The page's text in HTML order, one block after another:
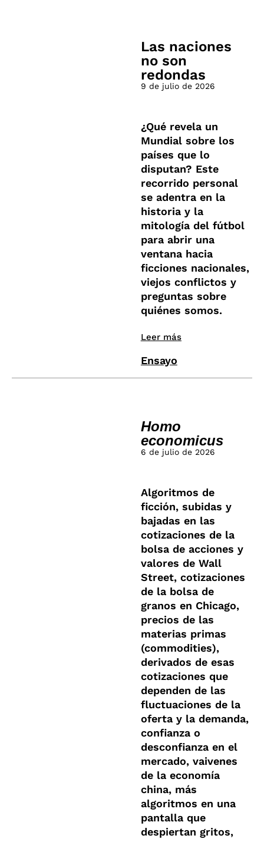
Las naciones
no son
redondas
9 de julio de 2026
¿Qué revela un
Mundial sobre los
países que lo
disputan? Este
recorrido personal
se adentra en la
historia y la
mitología del fútbol
para abrir una
ventana hacia
ficciones nacionales,
viejos conflictos y
preguntas sobre
quiénes somos.
Leer más
Ensayo
Homo
economicus
6 de julio de 2026
Algoritmos de
ficción, subidas y
bajadas en las
cotizaciones de la
bolsa de acciones y
valores de Wall
Street, cotizaciones
de la bolsa de
granos en Chicago,
precios de las
materias primas
(commodities),
derivados de esas
cotizaciones que
dependen de las
fluctuaciones de la
oferta y la demanda,
confianza o
desconfianza en el
mercado, vaivenes
de la economía
china, más
algoritmos en una
pantalla que
despiertan gritos,